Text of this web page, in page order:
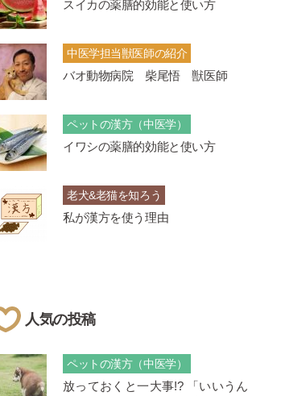
スイカの薬膳的効能と使い方
中医学担当獣医師の紹介
バオ動物病院 柴尾悟 獣医師
ペットの漢方（中医学）
イワシの薬膳的効能と使い方
老犬&老猫を知ろう
私が漢方を使う理由
人気の投稿
ペットの漢方（中医学）
放っておくと一大事!? 「いいうん